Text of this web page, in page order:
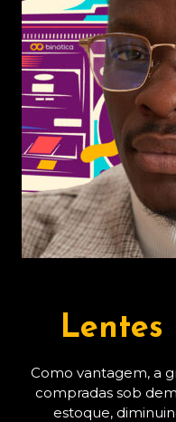
Como vantagem, a
compradas sob
estoque,